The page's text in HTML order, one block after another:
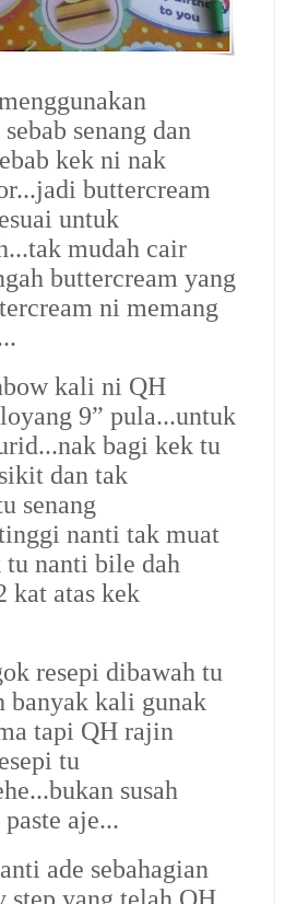
senang dan
kek ni nak
buttercream
untuk
mudah cair
buttercream yang
ni memang
kali ni QH
9” pula...untuk
bagi kek tu
dan tak
senang
nanti tak muat
nanti bile dah
kat atas kek
resepi dibawah tu
banyak kali gunak
tapi QH rajin
tu
susah
aje...
ade sebahagian